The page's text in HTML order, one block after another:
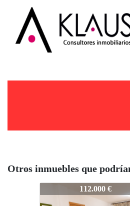
Otros inmuebles que
ARXIVAT30038P
112.000 €